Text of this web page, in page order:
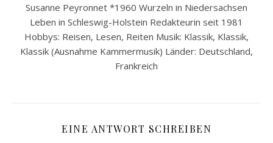
Susanne Peyronnet *1960 Wurzeln in Niedersachsen
Leben in Schleswig-Holstein Redakteurin seit 1981
Hobbys: Reisen, Lesen, Reiten Musik: Klassik, Klassik,
Klassik (Ausnahme Kammermusik) Länder: Deutschland,
Frankreich
EINE ANTWORT SCHREIBEN